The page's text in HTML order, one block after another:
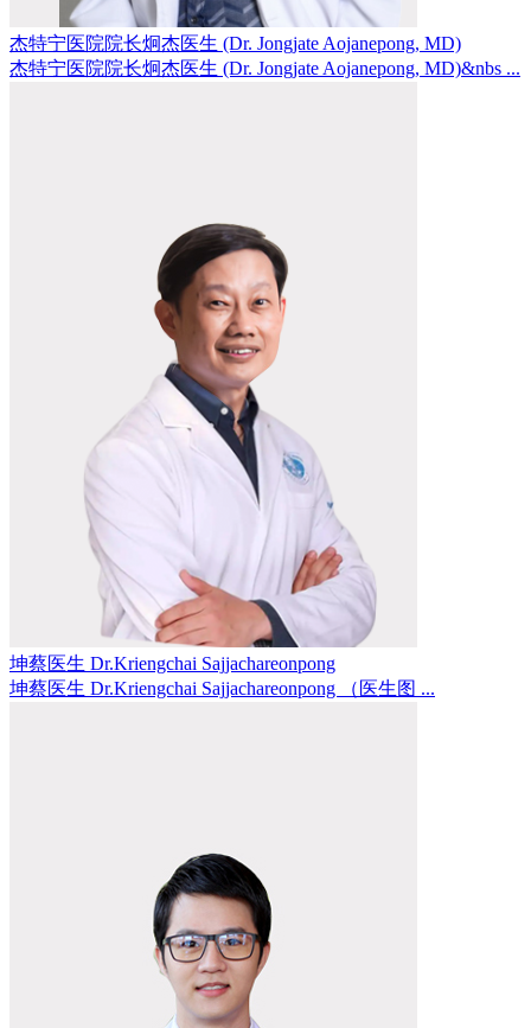
杰特宁医院院长炯杰医生 (Dr. Jongjate Aojanepong, MD)
杰特宁医院院长炯杰医生 (Dr. Jongjate Aojanepong, MD)&nbs ...
坤蔡医生 Dr.Kriengchai Sajjachareonpong
坤蔡医生 Dr.Kriengchai Sajjachareonpong （医生图 ...